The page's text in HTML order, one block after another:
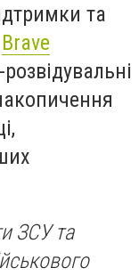
та
Brave
ЗСУ та